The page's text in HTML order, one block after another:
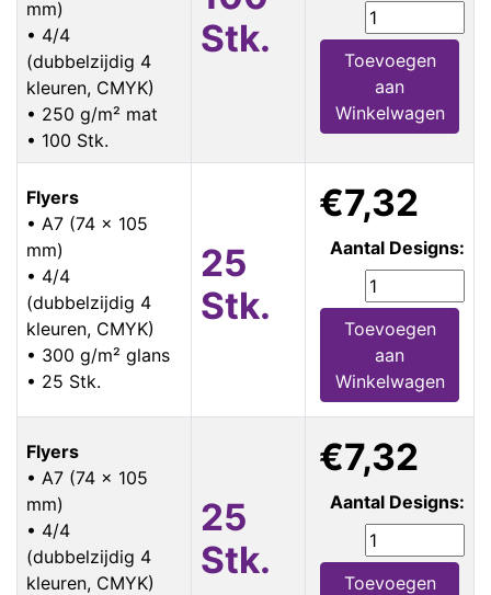
mm)
• 4/4
(dubbelzijdig 4
kleuren, CMYK)
• 250 g/m² mat
• 100 Stk.
Stk.
Toevoegen
aan
Winkelwagen
Flyers
• A7 (74 x 105
mm)
• 4/4
(dubbelzijdig 4
kleuren, CMYK)
• 300 g/m² glans
• 25 Stk.
25
Stk.
€7,32
Aantal Designs:
Toevoegen
aan
Winkelwagen
Flyers
• A7 (74 x 105
mm)
• 4/4
(dubbelzijdig 4
kleuren, CMYK)
25
Stk.
€7,32
Aantal Designs:
Toevoegen